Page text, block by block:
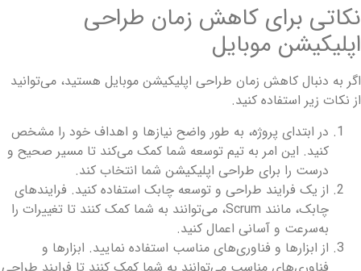
نکاتی برای کاهش زمان طراحی
اپلیکیشن موبایل
اگر به دنبال کاهش زمان طراحی اپلیکیشن موبایل هستید، می‌توانید
از نکات زیر استفاده کنید.
در ابتدای پروژه، به طور واضح نیازها و اهداف خود را مشخص
کنید. این امر به تیم توسعه شما کمک می‌کند تا مسیر صحیح و
درست را برای طراحی اپلیکیشن شما انتخاب کند.
از یک فرایند طراحی و توسعه چابک استفاده کنید. فرایندهای
چابک، مانند Scrum، می‌توانند به شما کمک کنند تا تغییرات را
به‌سرعت و آسانی اعمال کنید.
از ابزارها و فناوری‌های مناسب استفاده نمایید. ابزارها و